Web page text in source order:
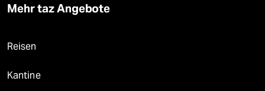
Mehr taz Angebote
Reisen
Kantine